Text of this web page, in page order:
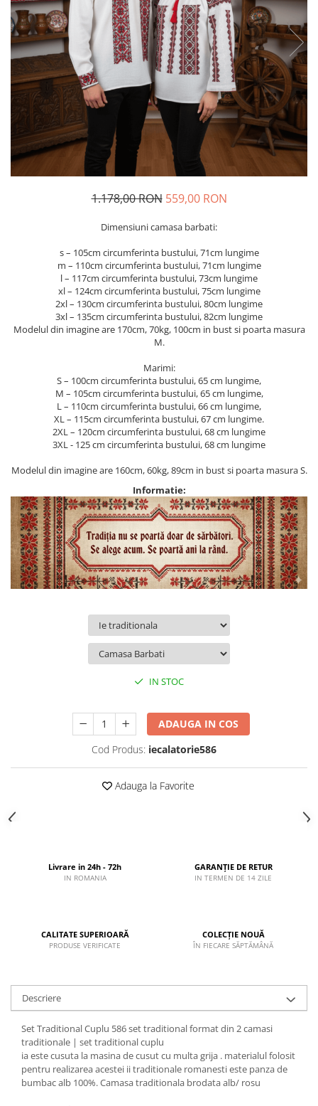
Tricouri
Treninguri
Ii traditionale
Rochii traditionale
Rochii Elegante
Costume populare
Fote & Catrinte
Incaltaminte
Jucarii
1.178,00 RON 559,00 RON
Dimensiuni camasa barbati:
s – 105cm circumferinta bustului, 71cm lungime
m – 110cm circumferinta bustului, 71cm lungime
l – 117cm circumferinta bustului, 73cm lungime
xl – 124cm circumferinta bustului, 75cm lungime
2xl – 130cm circumferinta bustului, 80cm lungime
3xl – 135cm circumferinta bustului, 82cm lungime
Modelul din imagine are 170cm, 70kg, 100cm in bust si poarta masura
M.
Marimi:
S – 100cm circumferinta bustului, 65 cm lungime,
M – 105cm circumferinta bustului, 65 cm lungime,
L – 110cm circumferinta bustului, 66 cm lungime,
XL – 115cm circumferinta bustului, 67 cm lungime.
2XL – 120cm circumferinta bustului, 68 cm lungime
3XL - 125 cm circumferinta bustului, 68 cm lungime
Modelul din imagine are 160cm, 60kg, 89cm in bust si poarta masura S.
Informatie:
IN STOC
ADAUGA IN COS
Cod Produs: iecalatorie586
Adauga la Favorite
Livrare in 24h - 72h
IN ROMANIA
GARANȚIE DE RETUR
IN TERMEN DE 14 ZILE
CALITATE SUPERIOARĂ
PRODUSE VERIFICATE
COLECȚIE NOUĂ
ÎN FIECARE SĂPTĂMÂNĂ
Descriere
Set Traditional Cuplu 586 set traditional format din 2 camasi
traditionale | set traditional cuplu
ia este cusuta la masina de cusut cu multa grija . materialul folosit
pentru realizarea acestei ii traditionale romanesti este panza de
bumbac alb 100%. Camasa traditionala brodata alb/ rosu